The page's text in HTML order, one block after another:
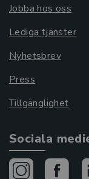
Jobba hos oss
Lediga tjänster
Nyhetsbrev
Press
Tillgänglighet
Sociala